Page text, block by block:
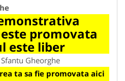
promovata
este liber
Gheorghe
ta sa fie promovata aici